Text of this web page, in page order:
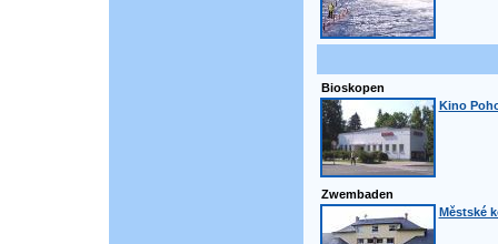
Bioskopen
Kino
Zwembaden
Městské